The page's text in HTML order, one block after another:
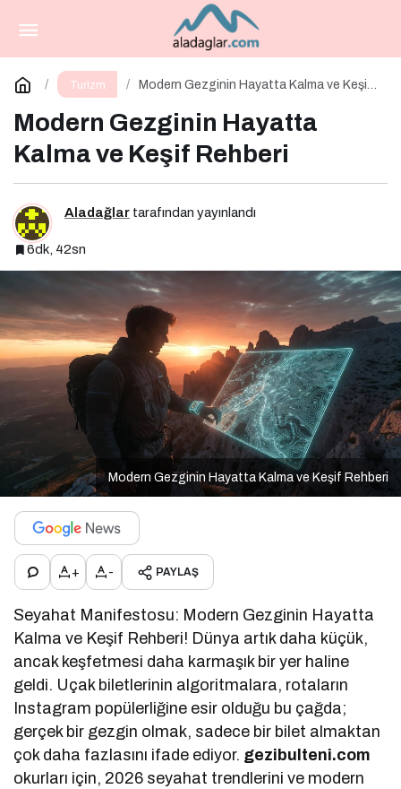
Turizm
Modern Gezginin Hayatta Kalma ve Keşif
Modern Gezginin Hayatta
Kalma ve Keşif Rehberi
Aladağlar tarafından yayınlandı
6dk, 42sn
Modern Gezginin Hayatta Kalma ve Keşif Rehberi
+ - PAYLAŞ
Seyahat Manifestosu: Modern Gezginin Hayatta
Kalma ve Keşif Rehberi! Dünya artık daha küçük,
ancak keşfetmesi daha karmaşık bir yer haline
geldi. Uçak biletlerinin algoritmalara, rotaların
Instagram popülerliğine esir olduğu bu çağda;
gerçek bir gezgin olmak, sadece bir bilet almaktan
çok daha fazlasını ifade ediyor. gezibulteni.com
okurları için, 2026 seyahat trendlerini ve modern
Kemer’in Kalbinde Küresel Bir Sinerji
Yorum Yap